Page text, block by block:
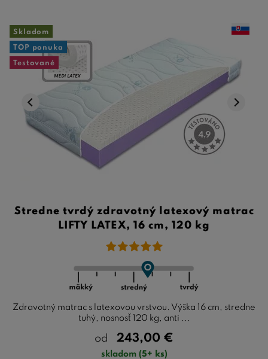
Skladom
TOP ponuka
Testované
Stredne tvrdý zdravotný latexový matrac
LIFTY LATEX, 16 cm, 120 kg
Zdravotný matrac s latexovou vrstvou. Výška 16 cm, stredne
tuhý, nosnosť 120 kg, anti ...
od 243,00 €
skladom (5+ ks)